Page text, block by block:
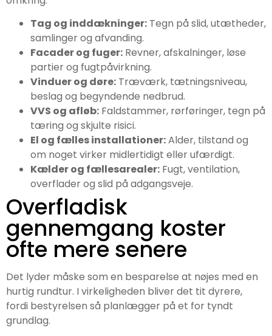
Tag og inddækninger: Tegn på slid, utætheder,
samlinger og afvanding.
Facader og fuger: Revner, afskalninger, løse
partier og fugtpåvirkning.
Vinduer og døre: Træværk, tætningsniveau,
beslag og begyndende nedbrud.
VVS og afløb: Faldstammer, rørføringer, tegn på
tæring og skjulte risici.
El og fælles installationer:Alder, tilstand og
om noget virker midlertidigt eller ufærdigt.
Kælder og fællesarealer: Fugt, ventilation,
overflader og slid på adgangsveje.
Overfladisk
gennemgang koster
ofte mere senere
Det lyder måske som en besparelse at nøjes med en
hurtig rundtur. I virkeligheden bliver det tit dyrere,
fordi bestyrelsen så planlægger på et for tyndt
grundlag.